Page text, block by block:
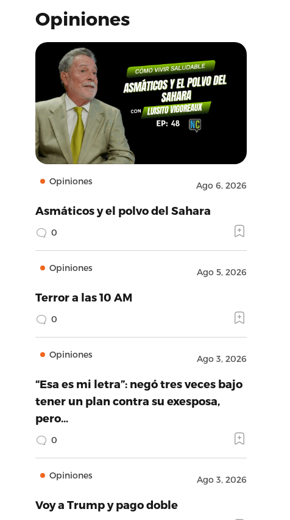
Opiniones
Opiniones Ago 6, 2026
Asmáticos y el polvo del Sahara
0
Opiniones Ago 5, 2026
Terror a las 10 AM
0
Opiniones Ago 3, 2026
“Esa es mi letra”: negó tres veces bajo
tener un plan contra su exesposa,
pero…
0
Opiniones Ago 3, 2026
Voy a Trump y pago doble